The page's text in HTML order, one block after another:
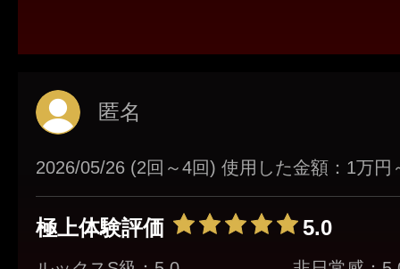
匿名
2026/05/26 (2回～4回) 使用した金額：1万円
極上体験評価 5.0